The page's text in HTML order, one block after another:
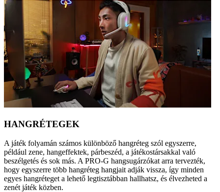
HANGRÉTEGEK
A játék folyamán számos különböző hangréteg szól egyszerre,
például zene, hangeffektek, párbeszéd, a játékostársakkal való
beszélgetés és sok más. A PRO-G hangsugárzókat arra tervezték,
hogy egyszerre több hangréteg hangjait adják vissza, így minden
egyes hangréteget a lehető legtisztábban hallhatsz, és élvezheted a
zenét játék közben.